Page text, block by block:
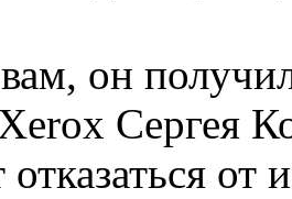
он
Сергея
отказаться